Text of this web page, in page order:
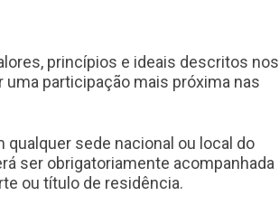
princípios e ideais descritos nos
uma participação mais próxima nas
qualquer sede nacional ou local do
ser obrigatoriamente acompanhada
ou título de residência.